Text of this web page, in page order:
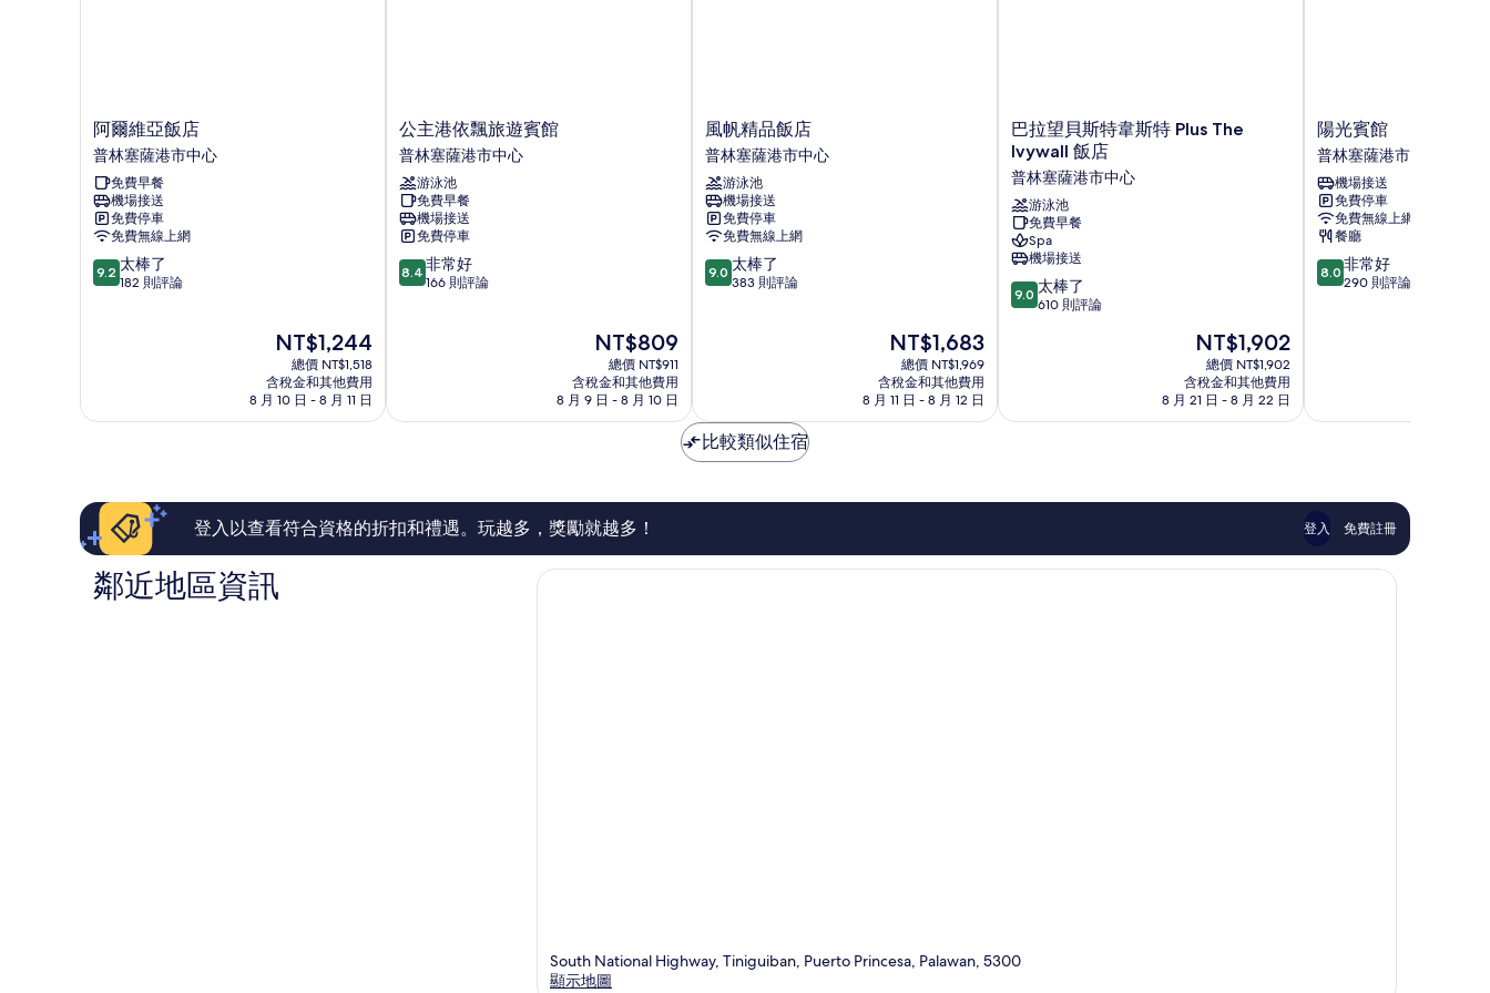
阿
爾
維
亞
飯
店
普
林
塞
阿爾維亞飯店
普林塞薩港市中心
免費早餐
機場接送
免費停車
免費無線上網
9.2
分，
了，
論
9.2 太棒了
182 則評論
現
價
格
為
NT$1,244
總價 NT$1,518
含稅金和其他費用
8 月 10 日 - 8 月 11 日
公
主
港
依
飄
旅
遊
賓
館
中
公主港依飄旅遊賓館
普林塞薩港市中心
游泳池
免費早餐
機場接送
免費停車
8.4
分，
好，
論
8.4 非常好
166 則評論
現
價
格
為
NT$809
總價 NT$911
含稅金和其他費用
8 月 9 日 - 8 月 10 日
風
帆
精
品
飯
店
普
林
塞
風帆精品飯店
普林塞薩港市中心
游泳池
機場接送
免費停車
免費無線上網
9.0
分，
了，
383
則
論
9.0 太棒了
383 則評論
現
在
價
格
為
NT$1,683
總價 NT$1,969
含稅金和其他費用
8 月 11 日 - 8 月 12 日
巴
拉
望
貝
斯
特
韋
斯
特
Plus
林
市
巴拉望貝斯特韋斯特 Plus The
Ivywall 飯店
普林塞薩港市中心
游泳池
免費早餐
Spa
機場接送
9.0
分，
棒
評
9.0 太棒了
610 則評論
現
在
價
格
為
NT$1,902
總價 NT$1,902
含稅金和其他費用
8 月 21 日 - 8 月 22 日
陽
光
賓
館
普
林
塞
薩
港
陽光賓館
普林塞薩港市中心
機場接送
免費停車
免費無線上網
餐廳
8.0
分，
好，
論
8.0 非常好
290 則評論
比較類似住宿
登入以查看符合資格的折扣和禮遇。玩越多，獎勵就越多！ 登入 免費註冊
鄰近地區資訊
South National Highway, Tiniguiban, Puerto Princesa, Palawan, 5300
顯示地圖